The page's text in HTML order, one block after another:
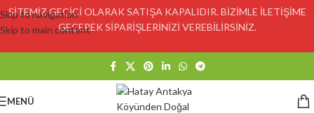
Skip to navigation
Skip to main content
SİTEMİZ GEÇİCİ OLARAK SATIŞA KAPALIDIR. BİZİMLE İLETİŞİME
GEÇEREK SİPARİŞLERİNİZİ VEREBİLİRSİNİZ.
MENÜ